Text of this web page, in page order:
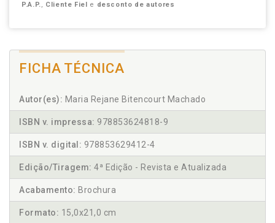
P.A.P., Cliente Fiel e desconto de autores
FICHA TÉCNICA
Autor(es): Maria Rejane Bitencourt Machado
ISBN v. impressa: 978853624818-9
ISBN v. digital: 978853629412-4
Edição/Tiragem: 4ª Edição - Revista e Atualizada
Acabamento: Brochura
Formato: 15,0x21,0 cm